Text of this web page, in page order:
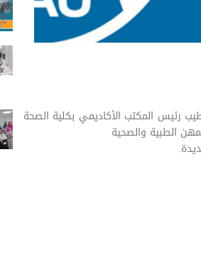
رئيس المكتب الأكاديمي بكلية الصحة
الطبية والصحية